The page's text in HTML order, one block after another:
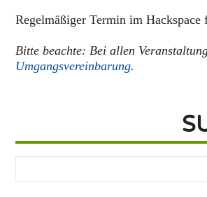
Regelmäßiger Termin im Hackspace
Bitte beachte: Bei allen
Umgangsvereinbarung.